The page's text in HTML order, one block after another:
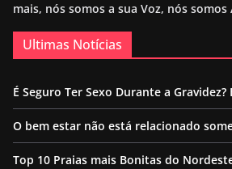
mais, nós somos a sua Voz, nós
Ultimas Notícias
É Seguro Ter Sexo Durante a Gravidez?
O bem estar não está relacionado
Top 10 Praias mais Bonitas do